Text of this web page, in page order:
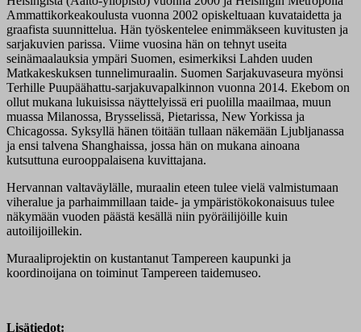
Ammattikorkeakoulusta vuonna 2002 opiskeltuaan kuvataidetta ja
graafista suunnittelua. Hän työskentelee enimmäkseen kuvitusten ja
sarjakuvien parissa. Viime vuosina hän on tehnyt useita
seinämaalauksia ympäri Suomen, esimerkiksi Lahden uuden
Matkakeskuksen tunnelimuraalin. Suomen Sarjakuvaseura myönsi
Terhille Puupäähattu-sarjakuvapalkinnon vuonna 2014. Ekebom on
ollut mukana lukuisissa näyttelyissä eri puolilla maailmaa, muun
muassa Milanossa, Brysselissä, Pietarissa, New Yorkissa ja
Chicagossa. Syksyllä hänen töitään tullaan näkemään Ljubljanassa
ja ensi talvena Shanghaissa, jossa hän on mukana ainoana
kutsuttuna eurooppalaisena kuvittajana.
Hervannan valtaväylälle, muraalin eteen tulee vielä valmistumaan
viheralue ja parhaimmillaan taide- ja ympäristökokonaisuus tulee
näkymään vuoden päästä kesällä niin pyöräilijöille kuin
autoilijoillekin.
Muraaliprojektin on kustantanut Tampereen kaupunki ja
koordinoijana on toiminut Tampereen taidemuseo.
Lisätiedot: